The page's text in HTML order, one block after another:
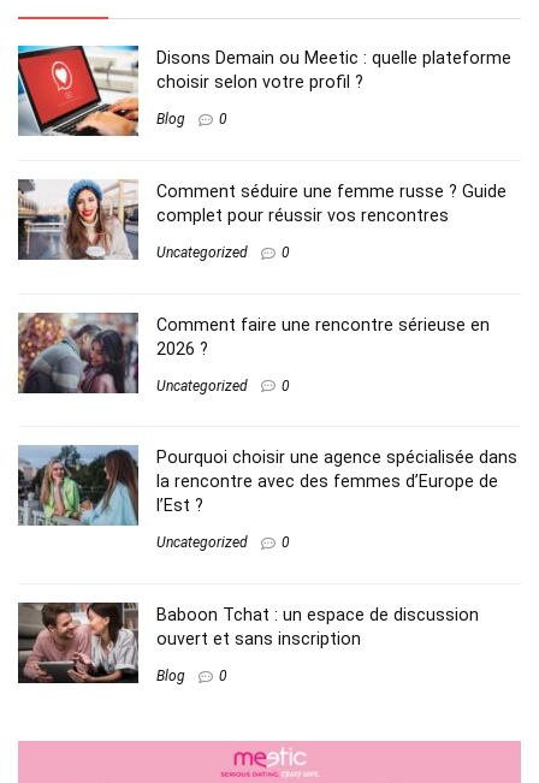
Disons Demain ou Meetic : quelle plateforme
choisir selon votre profil ?
Blog 0
Comment séduire une femme russe ? Guide
complet pour réussir vos rencontres
Uncategorized 0
Comment faire une rencontre sérieuse en
2026 ?
Uncategorized 0
Pourquoi choisir une agence spécialisée dans
la rencontre avec des femmes d’Europe de
l’Est ?
Uncategorized 0
Baboon Tchat : un espace de discussion
ouvert et sans inscription
Blog 0